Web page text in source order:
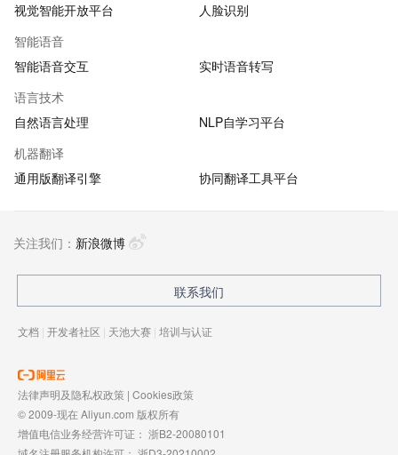
视觉智能开放平台
人脸识别
智能语音
智能语音交互
实时语音转写
语言技术
自然语言处理
NLP自学习平台
机器翻译
通用版翻译引擎
协同翻译工具平台
关注我们： 新浪微博
联系我们
文档 | 开发者社区 | 天池大赛 | 培训与认证
法律声明及隐私权政策 | Cookies政策
© 2009-现在 Aliyun.com 版权所有
增值电信业务经营许可证： 浙B2-20080101